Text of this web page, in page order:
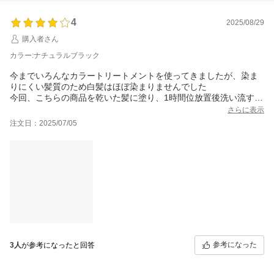
4
2025/08/29
購入者さん
カラー:ナチュラルブラック
今までいろんなカラートリートメントを使ってきましたが、染ま
りにくい髪質のため白髪はほぼ染まりませんでした
今回、こちらの商品を乾いた髪に塗り、1時間位放置後洗い流すの
中の方はほぼ染まりました！
さらに表示
注文日：2025/07/05
3人が参考になったと回答 参考になった